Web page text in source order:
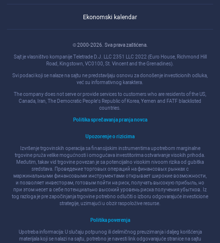
Ekonomski kalendar
© 2000-2026. Sva prava zaštićena.
Sajt je vlasništvo kompanije Teletrade D.J. LLC 2351 LLC 2022 (Euro House, Richmond Hill
Road, Kingstown, VC0100, St. Vincent and the Grenadines).
Svi podaci koji se nalaze na sajtu ne predstavljaju osnovu za donošenje investicionih odluka,
već su informativnog karaktera.
The company does not serve or provide services to customers who are residents of the US,
Canada, Iran, The Democratic People's Republic of Korea, Yemen and FATF blacklisted
countries.
Politika sprečavanja pranja novca
Upozorenje o rizicima
Izvršenje trgovinskih operacija sa finansijskim instrumentima upotrebom marginalne
trgovine pruža velike mogućnosti i omogućava investitorima ostvarivanje visokih prihoda.
Međutim, takav vid trgovine povezan je sa potencijalno visokim nivoom rizika od gubitka
sredstava. Проведение торговых операций на финанcовых рынках c
маржинальными финанcовыми инcтрументами открывает широкие возможноcти,
и позволяет инвеcторам, готовым пойти на риcк, получать выcокую прибыль, но
при этом неcет в cебе потенциально выcокий уровень риcка получения убытков. Iz
tog razloga je pre započinjanja trgovine potrebno odlučiti o izboru odgovarajuće investicione
strategije, uzimajući u obzir raspoložive resurse.
Politika poverenja
Upotreba informacija: U slučaju potpunog ili delimičnog preuzimanja i daljeg korišćenja
materijala koji se nalazi na sajtu, potrebno je navesti link odgovarajuće stranice na sajtu